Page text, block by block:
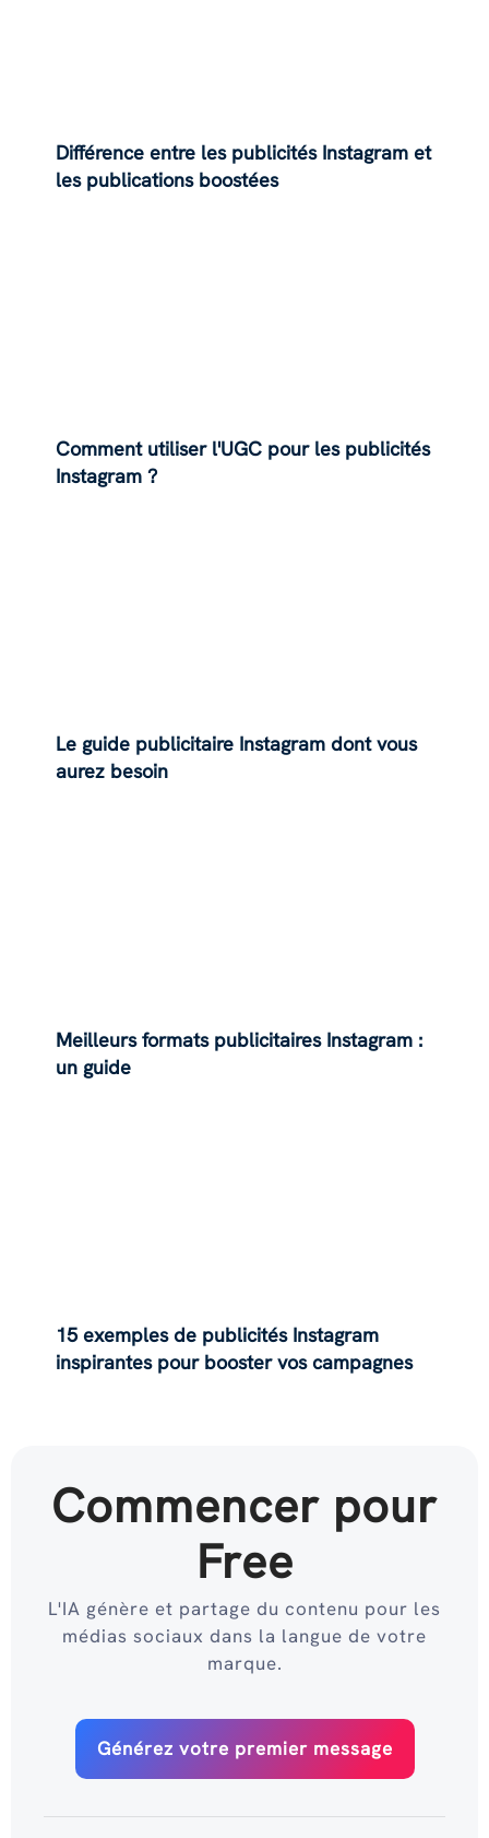
Différence entre les publicités Instagram et
les publications boostées
Comment utiliser l'UGC pour les publicités
Instagram ?
Le guide publicitaire Instagram dont vous
aurez besoin
Meilleurs formats publicitaires Instagram :
un guide
15 exemples de publicités Instagram
inspirantes pour booster vos campagnes
Commencer pour
Free
L'IA génère et partage du contenu pour les
médias sociaux dans la langue de votre
marque.
Générez votre premier message